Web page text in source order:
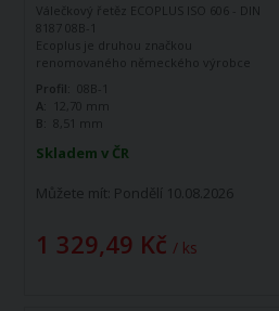
Skladem v ČR
Můžete mít: Pondělí 10.08.2026
1 329,49 Kč / ks
Válečkový řetěz ECOPLUS ISO 606 - DIN
8187 08B-1
Ecoplus je druhou značkou
renomovaného německého výrobce
Tato značka vznikla jako ekonomická
řada k doplnění standardní řady tohoto
výrobce. Jedná se o kvalitní řetězy
vyráběné dle norem ISO 606 - DIN 8187.
DIN 8187 je jednořadý hnací řetěz.
Profil:
08B-1
A:
12,70 mm
B:
8,51 mm